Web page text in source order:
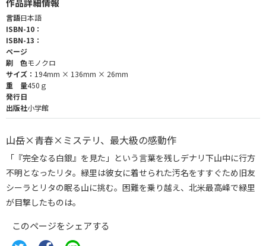
作品詳細情報
言語日本語
ISBN-10：
ISBN-13：
ページ
刷 色モノクロ
サイズ： 194mm × 136mm × 26mm
重 量450ｇ
発行日
出版社小学館
山岳×青春×ミステリ、最大級の感動作
「『完全なる白銀』を見た」という言葉を残しデナリ下山中に行方
不明となったリタ。緑里は彼女に着せられた汚名をすすぐため旧友
シーラとリタの眠る山に挑む。困難を乗り越え、北米最高峰で緑里
が目撃したものは。
このページをシェアする